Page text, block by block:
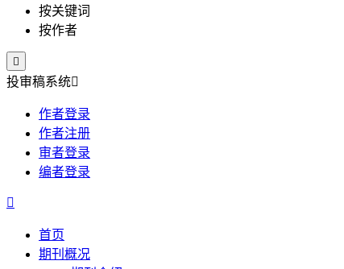
按关键词
按作者

投审稿系统
作者登录
作者注册
审者登录
编者登录

首页
期刊概况